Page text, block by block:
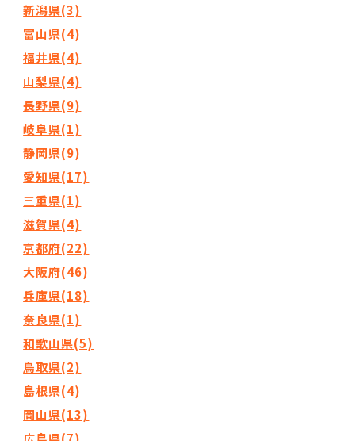
新潟県(3)
富山県(4)
福井県(4)
山梨県(4)
長野県(9)
岐阜県(1)
静岡県(9)
愛知県(17)
三重県(1)
滋賀県(4)
京都府(22)
大阪府(46)
兵庫県(18)
奈良県(1)
和歌山県(5)
鳥取県(2)
島根県(4)
岡山県(13)